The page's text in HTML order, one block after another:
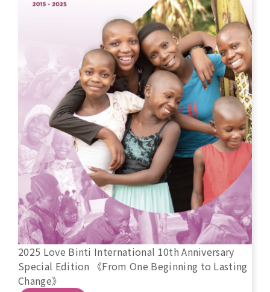
2025 Love Binti International 10th Anniversary
Special Edition 《From One Beginning to Lasting
Change》